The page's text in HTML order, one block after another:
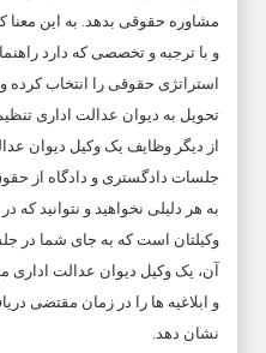
مشاوره حقوقی بدهد. به این
و با ترجبه و تخصصی که دارد
استراتژی حقوقی را انتخاب کرده
تحویل به دیوان عدالت اداری
از دیگر وظایف یک وکیل دیوان
جلسات دادگستری و دادگاه از
به هر دلیلی نخواهید و نتوانید که
وکیلتان است که به جای شما در
آن، یک وکیل دیوان عدالت
و ابلاغیه ها را در زمان مقتضی
نشان دهد.